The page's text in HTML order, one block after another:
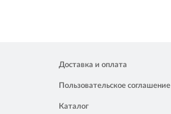
Доставка и оплата
Пользовательское соглашение
Каталог